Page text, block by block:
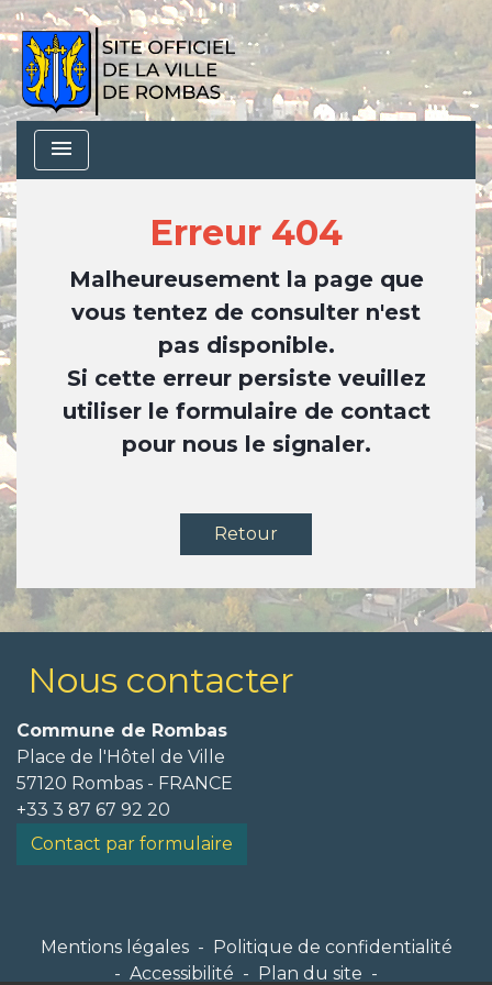
menu
Erreur 404
Malheureusement la page que
vous tentez de consulter n'est
pas disponible.
Si cette erreur persiste veuillez
utiliser le formulaire de contact
pour nous le signaler.
Retour
Nous contacter
Commune de Rombas
Place de l'Hôtel de Ville
57120 Rombas - FRANCE
+33 3 87 67 92 20
Contact par formulaire
Mentions légales - Politique de confidentialité
- Accessibilité - Plan du site -